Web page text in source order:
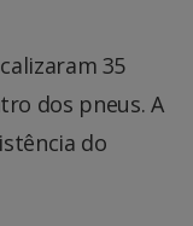
35
dos pneus. A
do